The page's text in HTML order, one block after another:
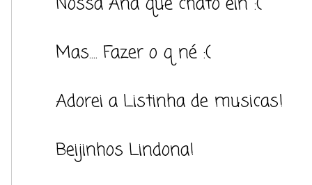
Mas.... Fazer o q né :(
Adorei a Listinha de musicas!
Beijinhos Lindona!